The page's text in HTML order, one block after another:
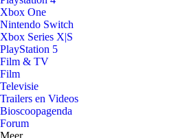
Xbox One
Nintendo Switch
Xbox Series X|S
PlayStation 5
Film & TV
Film
Televisie
Trailers en Videos
Bioscoopagenda
Forum
Meer